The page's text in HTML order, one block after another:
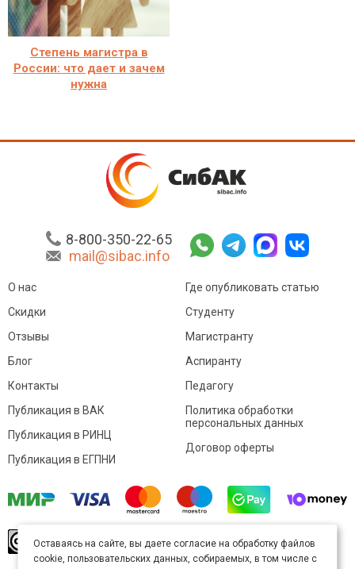
Степень магистра в
России: что дает и зачем
нужна
8-800-350-22-65
mail@sibac.info
О нас
Скидки
Отзывы
Блог
Контакты
Где опубликовать статью
Студенту
Магистранту
Аспиранту
Педагогу
Публикация в ВАК
Публикация в РИНЦ
Публикация в ЕГПНИ
Политика обработки
персональных данных
Договор оферты
произведение доступно полицензии Creative
Commons «Attribution» («Атрибуция») 4.0
Оставаясь на сайте, вы даете согласие на обработку файлов
cookie, пользовательских данных, собираемых, в том числе с